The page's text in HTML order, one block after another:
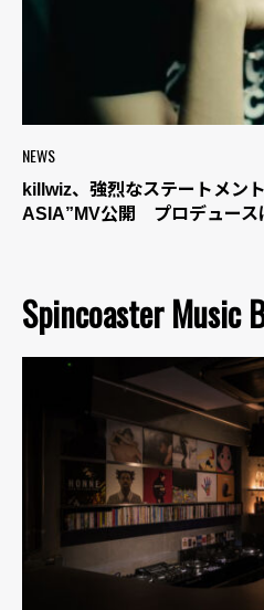
NEWS
killwiz、強烈なステートメン
ASIA”MV公開 プロデュース
Spincoaster Music